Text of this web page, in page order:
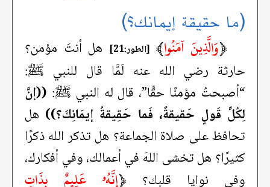
(ما حقيقة إيمانك؟)
﴿وَالَّذِينَ آمَنُوا﴾ [الطور:21]
هل أنتَ مؤمن؟
حارثة رضي الله عنه لَمَّا قال للنبي ﷺ:
“أصبحتُ مؤمنًا حقًّا”، قال له النبي ﷺ: ((إنَّ
لِكُلِّ قَولٍ حَقيقةً، فَما حَقِيقةُ إيمَانِكَ؟)) هل
تحافظ على صلاة الجماعة؟ هل تذكر الله ذكرًا
كثيرًا؟ هل تخشى اللهَ في أعمالك، وفي أفكارك،
وفي نوايا قلبك؟ ﴿إِنَّهُۥ عَلِيمٌ بِذَاتِ